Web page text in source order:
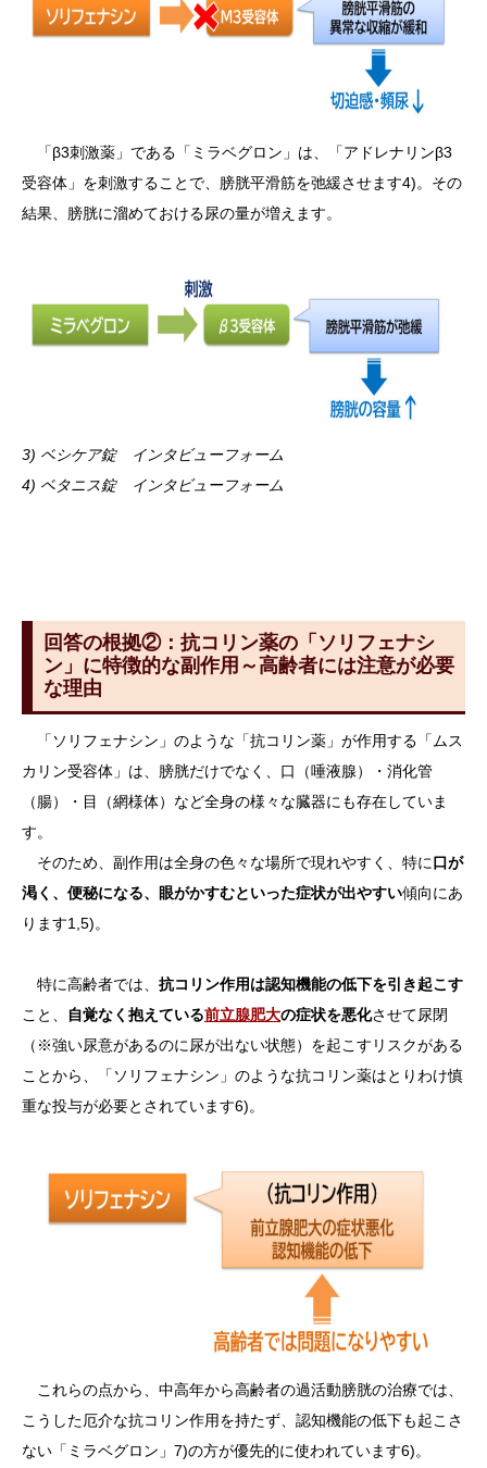
「β3刺激薬」である「ミラベグロン」は、「アドレナリンβ3
受容体」を刺激することで、膀胱平滑筋を弛緩させます4)。その
結果、膀胱に溜めておける尿の量が増えます。
3) ベシケア錠 インタビューフォーム
4) ベタニス錠 インタビューフォーム
回答の根拠②：抗コリン薬の「ソリフェナシ
ン」に特徴的な副作用～高齢者には注意が必要
な理由
「ソリフェナシン」のような「抗コリン薬」が作用する「ムス
カリン受容体」は、膀胱だけでなく、口（唾液腺）・消化管
（腸）・目（網様体）など全身の様々な臓器にも存在していま
す。
そのため、副作用は全身の色々な場所で現れやすく、特に口が
渇く、便秘になる、眼がかすむといった症状が出やすい傾向にあ
ります1,5)。
特に高齢者では、 抗コリン作用は認知機能の低下を引き起こす
こと、
自覚なく抱えている前立腺肥大の症状を悪化させて尿閉
（※強い尿意があるのに尿が出ない状態）を起こすリスクがある
ことから、「ソリフェナシン」のような抗コリン薬はとりわけ慎
重な投与が必要とされています6)。
これらの点から、中高年から高齢者の過活動膀胱の治療では、
こうした厄介な抗コリン作用を持たず、認知機能の低下も起こさ
ない「ミラベグロン」7)の方が優先的に使われています6)。